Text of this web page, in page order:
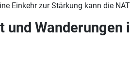
Einkehr zur Stärkung kann die